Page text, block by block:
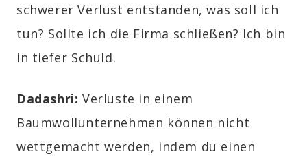
schwerer Verlust entstanden, was soll ich
tun? Sollte ich die Firma schließen? Ich bin
in tiefer Schuld.
Dadashri: Verluste in einem
Baumwollunternehmen können nicht
wettgemacht werden, indem du einen